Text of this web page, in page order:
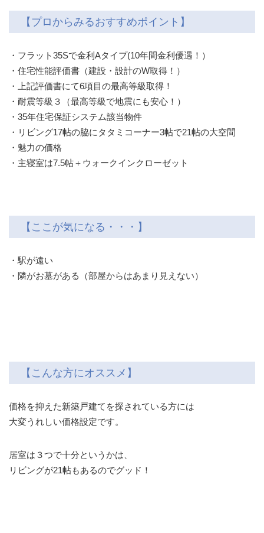
【プロからみるおすすめポイント】
・フラット35Sで金利Aタイプ(10年間金利優遇！）
・住宅性能評価書（建設・設計のW取得！）
・上記評価書にて6項目の最高等級取得！
・耐震等級３（最高等級で地震にも安心！）
・35年住宅保証システム該当物件
・リビング17帖の脇にタタミコーナー3帖で21帖の大空間
・魅力の価格
・主寝室は7.5帖＋ウォークインクローゼット
【ここが気になる・・・】
・駅が遠い
・隣がお墓がある（部屋からはあまり見えない）
【こんな方にオススメ】
価格を抑えた新築戸建てを探されている方には
大変うれしい価格設定です。
居室は３つで十分というかは、
リビングが21帖もあるのでグッド！